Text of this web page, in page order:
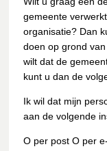
gemeente
organisatie? Dan
doen op grond
wilt dat de
kunt u dan de
Ik wil dat mijn
aan de volgende
O per post O per